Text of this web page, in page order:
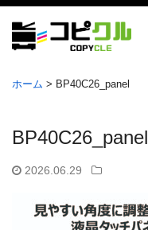
ホーム > BP40C26_panel
BP40C26_panel
2026.06.29